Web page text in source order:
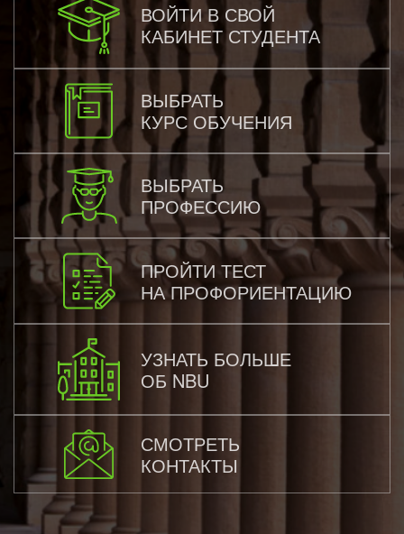
ВОЙТИ В СВОЙ
КАБИНЕТ СТУДЕНТА
ВЫБРАТЬ
КУРС ОБУЧЕНИЯ
ВЫБРАТЬ
ПРОФЕССИЮ
ПРОЙТИ ТЕСТ
НА ПРОФОРИЕНТАЦИЮ
УЗНАТЬ БОЛЬШЕ
ОБ NBU
СМОТРЕТЬ
КОНТАКТЫ